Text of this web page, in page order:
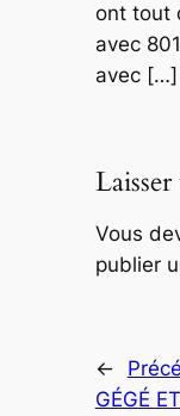
ont tout
avec
avec […]
Vous
publier
←
GÉGÉ